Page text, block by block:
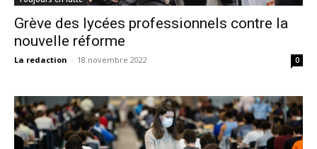
Grève des lycées professionnels contre la
nouvelle réforme
La redaction - 18 novembre 2022 0